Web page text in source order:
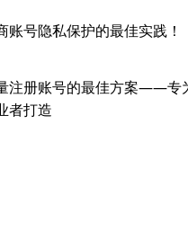
账号隐私保护的最佳实践！
注册账号的最佳方案——专
者打造